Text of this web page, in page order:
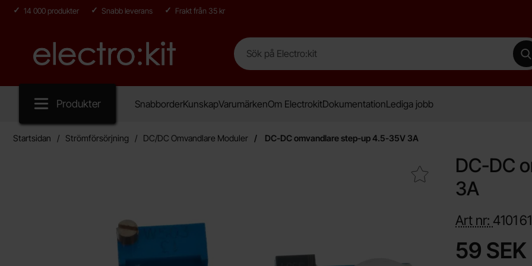
14 000 produkter Snabb leverans Frakt från 35 kr
Startsidan för Electro:kit
Sök
Sök på Electro:kit
Produkter SnabborderKunskapVarumärkenOm ElectrokitDokumentationLediga jobb
Startsidan Strömförsörjning DC/DC Omvandlare Moduler DC-DC omvandlare step-up 4.5-35V 3A
Makera dC-DC omvandlare step-up 4.5-35V 3A som
DC-DC
3A
Art nr: 4101
pris
59 SEK